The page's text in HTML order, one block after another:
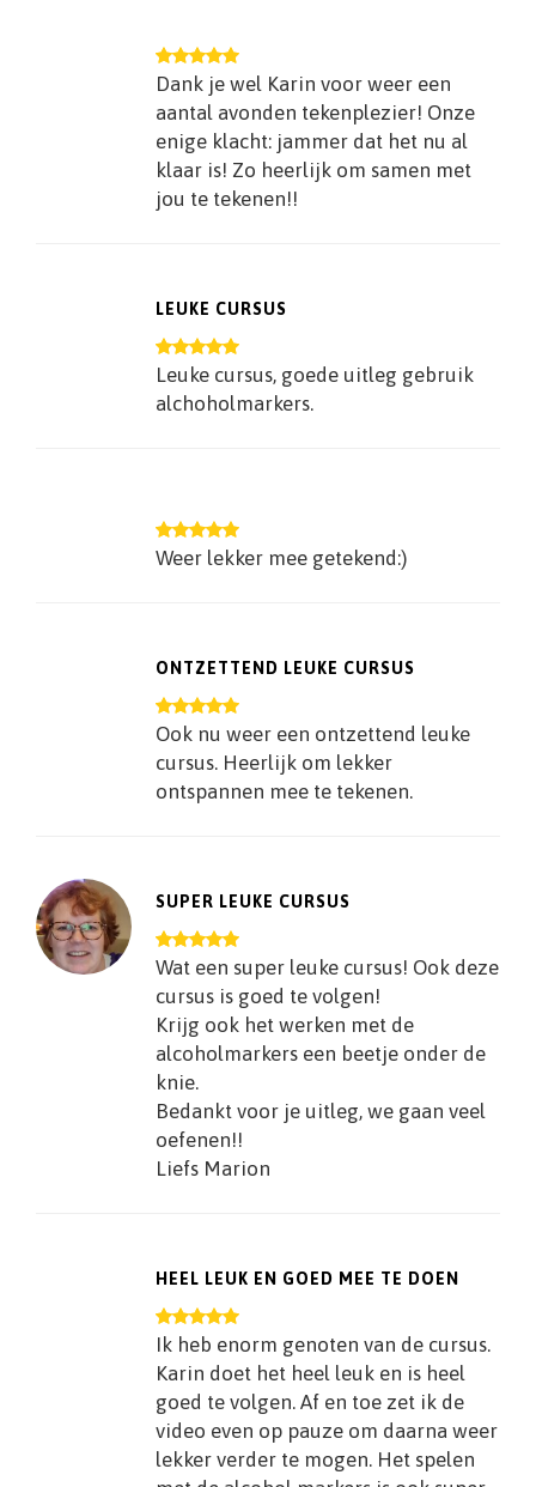
Dank je wel Karin voor weer een
aantal avonden tekenplezier! Onze
enige klacht: jammer dat het nu al
klaar is! Zo heerlijk om samen met
jou te tekenen!!
LEUKE CURSUS
Leuke cursus, goede uitleg gebruik
alchoholmarkers.
Weer lekker mee getekend:)
ONTZETTEND LEUKE CURSUS
Ook nu weer een ontzettend leuke
cursus. Heerlijk om lekker
ontspannen mee te tekenen.
SUPER LEUKE CURSUS
Wat een super leuke cursus! Ook deze
cursus is goed te volgen!
Krijg ook het werken met de
alcoholmarkers een beetje onder de
knie.
Bedankt voor je uitleg, we gaan veel
oefenen!!
Liefs Marion
HEEL LEUK EN GOED MEE TE DOEN
Ik heb enorm genoten van de cursus.
Karin doet het heel leuk en is heel
goed te volgen. Af en toe zet ik de
video even op pauze om daarna weer
lekker verder te mogen. Het spelen